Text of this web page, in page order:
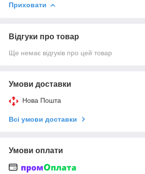
Приховати
Відгуки про товар
Ще немає відгуків про цей товар
Умови доставки
Нова Пошта
Всі умови доставки
Умови оплати